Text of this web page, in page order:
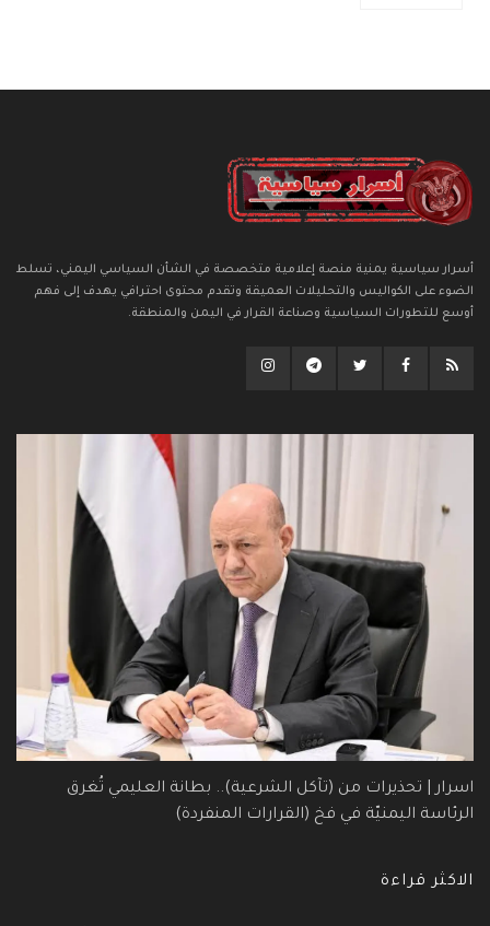
أسرار سياسية يمنية منصة إعلامية متخصصة في الشأن السياسي اليمني، تسلط
الضوء على الكواليس والتحليلات العميقة وتقدم محتوى احترافي يهدف إلى فهم
أوسع للتطورات السياسية وصناعة القرار في اليمن والمنطقة.
اسرار | تحذيرات من (تآكل الشرعية).. بطانة العليمي تُغرق
الرئاسة اليمنيّة في فخ (القرارات المنفردة)
الاكثر قراءة